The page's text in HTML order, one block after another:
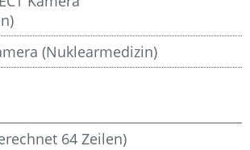
(Nuklearmedizin)
64 Zeilen)